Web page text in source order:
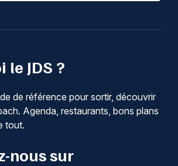
le JDS ?
de référence pour sortir, découvrir
Agenda, restaurants, bons plans
tout.
nous sur